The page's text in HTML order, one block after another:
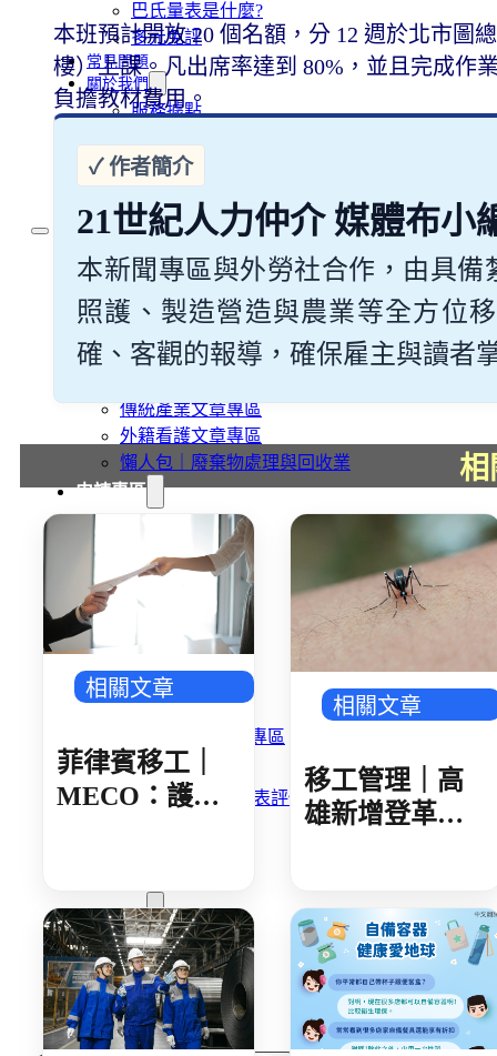
巴氏量表是什麼?
多元免評
常見問題
關於我們
服務據點
歷年評鑑成績
失聯協尋
移工新聞
最新消息
營造業移工重點新聞
旅宿業專題報導
傳統產業文章專區
外籍看護文章專區
懶人包｜廢棄物處理與回收業
申請專區
機構看護
資源回收業移工
白領專業移工
農業移工
餐飲旅宿-實習生專區
巴氏量表
「3分鐘」巴氏量表評估
關於我們
服務據點
案例分享
歷年評鑑成績
失聯協尋
本班預計開放 20 個名額，分 12 週於北市圖
樓）上課。凡出席率達到 80%，並且完成作
負擔教材費用。
21世紀人力仲介 媒體布小
本新聞專區與外勞社合作，由具
照護、製造營造與農業等全方位
確、客觀的報導，確保雇主與讀者
相
相關文章
菲律賓移工｜
MECO：護照
相關文章
移工管理｜高
雄新增登革熱
據實告知旅遊
史 遭開罰 1 萬
元